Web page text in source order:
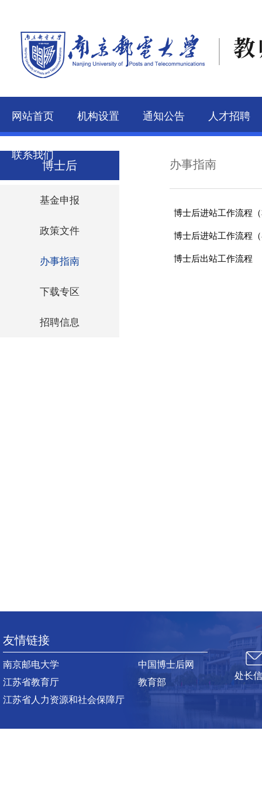
网站首页 机构设置 通知公告 人才招聘
联系我们
博士后
基金申报
政策文件
办事指南
下载专区
招聘信息
办事指南
博士后进站工作流程
博士后进站工作流程
博士后出站工作流程
友情链接
南京邮电大学
江苏省教育厅
江苏省人力资源和社会保障厅
中国博士后网
教育部
处长